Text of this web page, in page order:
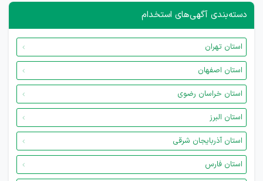
دسته‌بندی آگهی‌های استخدام
استان تهران
استان اصفهان
استان خراسان رضوی
استان البرز
استان آذربایجان شرقی
استان فارس